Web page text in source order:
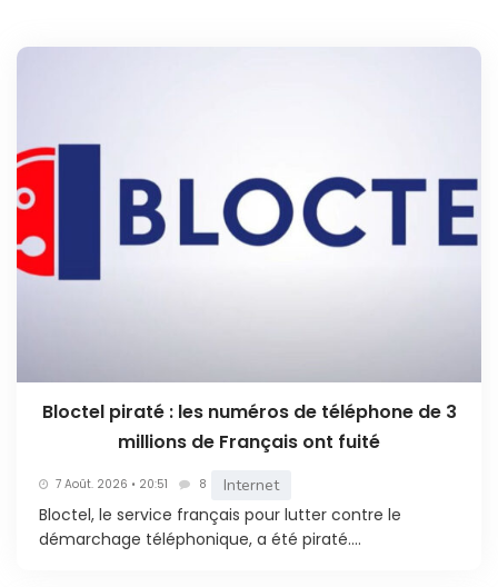
Bloctel piraté : les numéros de téléphone de 3
millions de Français ont fuité
7 Août. 2026 • 20:51 8 Internet
Bloctel, le service français pour lutter contre le
démarchage téléphonique, a été piraté....